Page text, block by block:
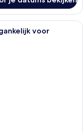
kamer, 1 kingsize bed,
voor